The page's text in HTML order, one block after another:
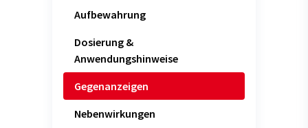
Aufbewahrung
Dosierung &
Anwendungshinweise
Gegenanzeigen
Nebenwirkungen